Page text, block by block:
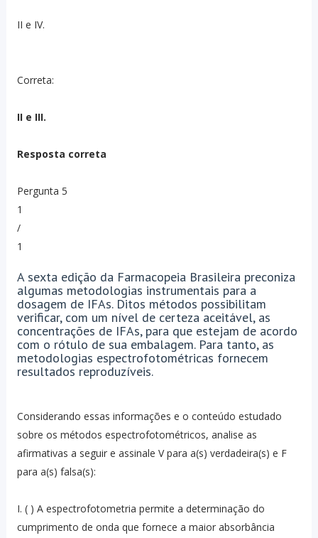
II e IV.
Correta:
II e III.
Resposta correta
Pergunta 5
1
/
1
A sexta edição da Farmacopeia Brasileira preconiza
algumas metodologias instrumentais para a
dosagem de IFAs. Ditos métodos possibilitam
verificar, com um nível de certeza aceitável, as
concentrações de IFAs, para que estejam de acordo
com o rótulo de sua embalagem. Para tanto, as
metodologias espectrofotométricas fornecem
resultados reproduzíveis.
Considerando essas informações e o conteúdo estudado
sobre os métodos espectrofotométricos, analise as
afirmativas a seguir e assinale V para a(s) verdadeira(s) e F
para a(s) falsa(s):
I. ( ) A espectrofotometria permite a determinação do
cumprimento de onda que fornece a maior absorbância